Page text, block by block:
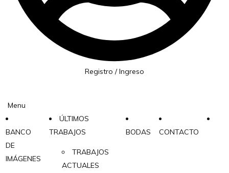
Registro / Ingreso
Menu
BANCO
DE
IMÁGENES
ÚLTIMOS
TRABAJOS
TRABAJOS
ACTUALES
BODAS CONTACTO